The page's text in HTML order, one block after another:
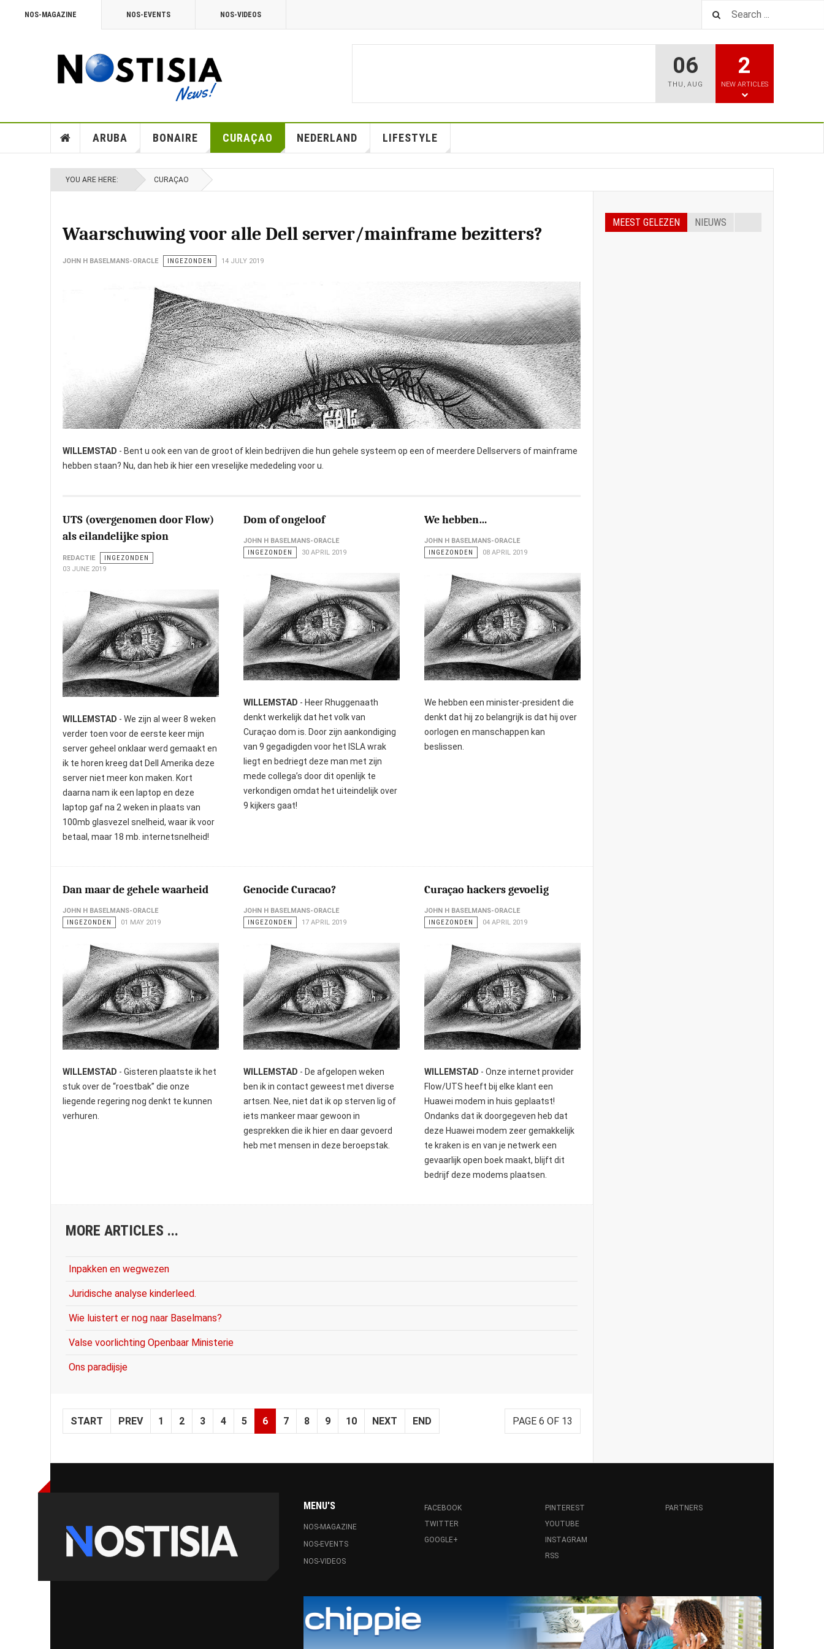
NOS-MAGAZINE NOS-EVENTS NOS-VIDEOS
06
THU , AUG
2
NEW ARTICLES
ARUBA BONAIRE CURAÇAO NEDERLAND LIFESTYLE
YOU ARE HERE: CURAÇAO
Waarschuwing voor alle Dell server/mainframe bezitters?
JOHN H BASELMANS-ORACLE INGEZONDEN 14 JULY 2019
WILLEMSTAD - Bent u ook een van de groot of klein bedrijven die hun gehele systeem op een of meerdere Dellservers of mainframe
hebben staan? Nu, dan heb ik hier een vreselijke mededeling voor u.
UTS (overgenomen door Flow)
als eilandelijke spion
REDACTIE
INGEZONDEN
03 JUNE 2019
WILLEMSTAD - We zijn al weer 8 weken
verder toen voor de eerste keer mijn
server geheel onklaar werd gemaakt en
ik te horen kreeg dat Dell Amerika deze
server niet meer kon maken. Kort
daarna nam ik een laptop en deze
laptop gaf na 2 weken in plaats van
100mb glasvezel snelheid, waar ik voor
betaal, maar 18 mb. internetsnelheid!
Dom of ongeloof
JOHN H BASELMANS-ORACLE
INGEZONDEN
30 APRIL 2019
WILLEMSTAD - Heer Rhuggenaath
denkt werkelijk dat het volk van
Curaçao dom is. Door zijn aankondiging
van 9 gegadigden voor het ISLA wrak
liegt en bedriegt deze man met zijn
mede collega’s door dit openlijk te
verkondigen omdat het uiteindelijk over
9 kijkers gaat!
We hebben…
JOHN H BASELMANS-ORACLE
INGEZONDEN
08 APRIL 2019
We hebben een minister-president die
denkt dat hij zo belangrijk is dat hij over
oorlogen en manschappen kan
beslissen.
Dan maar de gehele waarheid
JOHN H BASELMANS-ORACLE
INGEZONDEN
01 MAY 2019
WILLEMSTAD - Gisteren plaatste ik het
stuk over de “roestbak” die onze
liegende regering nog denkt te kunnen
verhuren.
Genocide Curacao?
JOHN H BASELMANS-ORACLE
INGEZONDEN
17 APRIL 2019
WILLEMSTAD - De afgelopen weken
ben ik in contact geweest met diverse
artsen. Nee, niet dat ik op sterven lig of
iets mankeer maar gewoon in
gesprekken die ik hier en daar gevoerd
heb met mensen in deze beroepstak.
Curaçao hackers gevoelig
JOHN H BASELMANS-ORACLE
INGEZONDEN
04 APRIL 2019
WILLEMSTAD - Onze internet provider
Flow/UTS heeft bij elke klant een
Huawei modem in huis geplaatst!
Ondanks dat ik doorgegeven heb dat
deze Huawei modem zeer gemakkelijk
te kraken is en van je netwerk een
gevaarlijk open boek maakt, blijft dit
bedrijf deze modems plaatsen.
MORE ARTICLES ...
Inpakken en wegwezen
Juridische analyse kinderleed.
Wie luistert er nog naar Baselmans?
Valse voorlichting Openbaar Ministerie
Ons paradijsje
PAGE 6 OF 13
START PREV 1 2 3 4 5 6 7 8 9 10 NEXT END
MEEST GELEZEN NIEUWS
MENU'S
NOS-MAGAZINE
NOS-EVENTS
NOS-VIDEOS
FACEBOOK
TWITTER
GOOGLE+
PINTEREST
YOUTUBE
INSTAGRAM
RSS
PARTNERS